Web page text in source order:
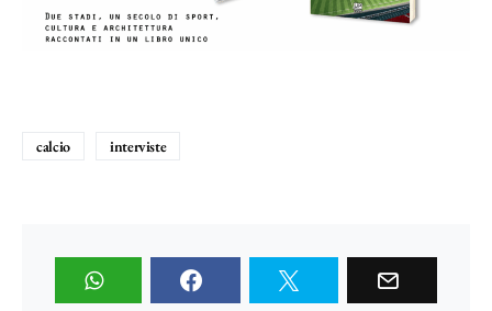
calcio interviste